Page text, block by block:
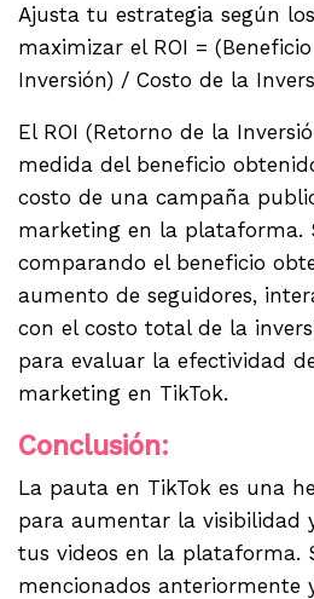
Ajusta tu estrategia según
maximizar el ROI =
Inversión) / Costo de la
El ROI (Retorno de la
medida del beneficio
costo de una campaña
marketing en la plataforma.
comparando el beneficio
aumento de seguidores,
con el costo total de la
para evaluar la efectividad
marketing en TikTok.
Conclusión:
La pauta en TikTok es una
para aumentar la visibilidad
tus videos en la plataforma.
mencionados anteriormente